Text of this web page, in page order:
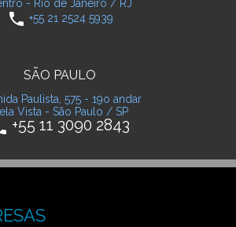
- Rio de Janeiro / RJ
phone +55 21 2524 5939
SÃO PAULO
Paulista, 575 - 19o andar
Vista - São Paulo / SP
+55 11 3090 2843